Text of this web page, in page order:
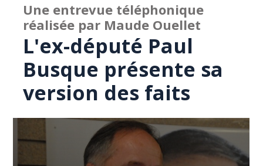
Une entrevue téléphonique
réalisée par Maude Ouellet
L'ex-député Paul
Busque présente sa
version des faits